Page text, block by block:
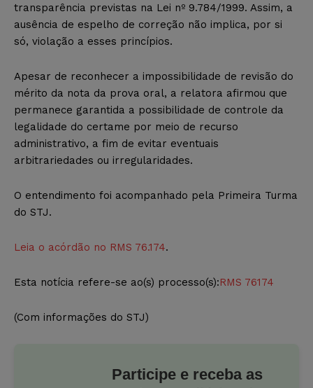
transparência previstas na Lei nº 9.784/1999. Assim, a
ausência de espelho de correção não implica, por si
só, violação a esses princípios.
Apesar de reconhecer a impossibilidade de revisão do
mérito da nota da prova oral, a relatora afirmou que
permanece garantida a possibilidade de controle da
legalidade do certame por meio de recurso
administrativo, a fim de evitar eventuais
arbitrariedades ou irregularidades.
O entendimento foi acompanhado pela Primeira Turma
do STJ.
Leia o acórdão no RMS 76.174.
Esta notícia refere-se ao(s) processo(s):RMS 76174
(Com informações do STJ)
Participe e receba as